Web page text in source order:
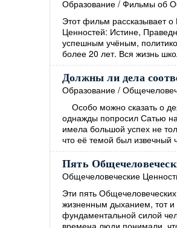
Образование / Фильмы об
Этот фильм рассказывает
Ценностей: Истине,
успешным учёным,
более 20 лет. Вся жизнь
Должны ли дела
Образование /
Особо можно сказать о
однажды попросил Сатью
имела большой успех не
что её темой был извечный
Пять
Общечеловеческие
Эти пять
жизненным дыханием, тот и
фундаментальной силой
времена люди понимали,